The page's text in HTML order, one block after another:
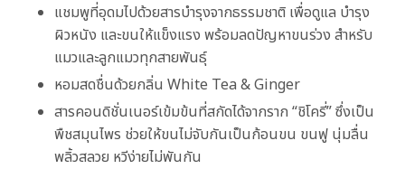
แชมพูที่อุดมไปด้วยสารบำรุงจากธรรมชาติ เพื่อดูแล บำรุง
ผิวหนัง และขนให้แข็งแรง พร้อมลดปัญหาขนร่วง สำหรับ
แมวและลูกแมวทุกสายพันธุ์
หอมสดชื่นด้วยกลิ่น White Tea & Ginger
สารคอนดิชั่นเนอร์เข้มข้นที่สกัดได้จากราก “ชิโครี่” ซึ่งเป็น
พืชสมุนไพร ช่วยให้ขนไม่จับกันเป็นก้อนขน ขนฟู นุ่มลื่น
พลิ้วสลวย หวีง่ายไม่พันกัน